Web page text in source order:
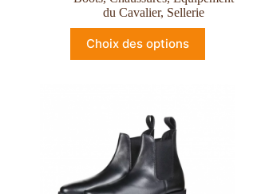
du Cavalier, Sellerie
Choix des options